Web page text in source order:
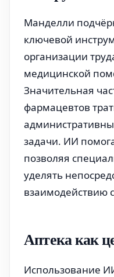
Манделли
ключевой
организации
медицинской
Значительная
фармацевтов
задачи. ИИ
позволяя
уделять
взаимодействию
Аптека как
Использование